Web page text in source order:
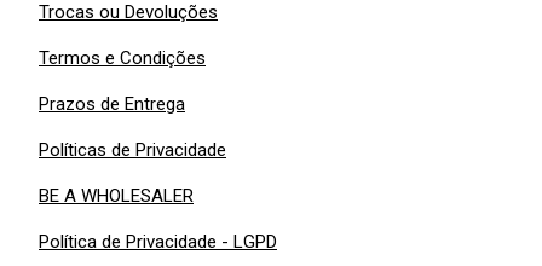
Trocas ou Devoluções
Termos e Condições
Prazos de Entrega
Políticas de Privacidade
BE A WHOLESALER
Política de Privacidade - LGPD